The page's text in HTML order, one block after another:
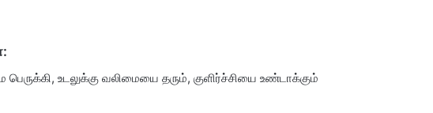
பெருக்கி, உடலுக்கு வலிமையை தரும், குளிர்ச்சியை உண்டாக்கும்